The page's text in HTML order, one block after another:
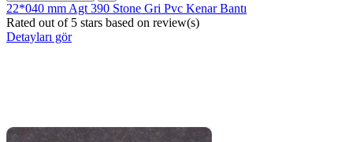
22*040 mm Agt 390 Stone Gri Pvc Kenar Bantı
Rated out of 5 stars based on review(s)
Detayları gör